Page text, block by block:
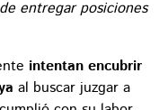
entregar posiciones
intentan encubrir
al buscar juzgar a